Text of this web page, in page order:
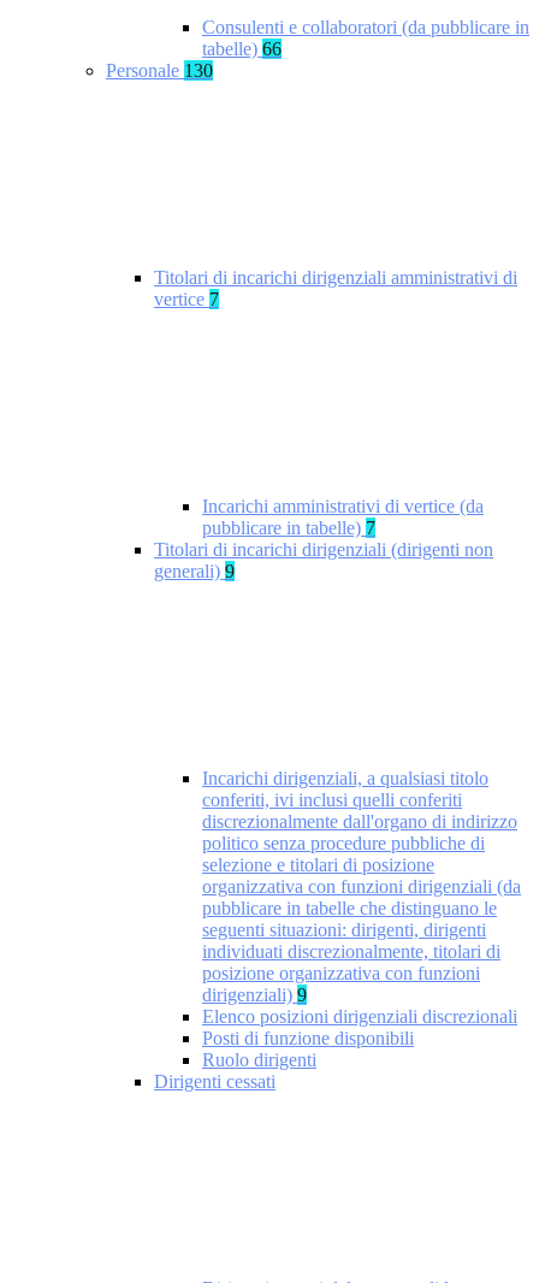
Consulenti e collaboratori (da pubblicare in
tabelle) 66
Personale 130
Titolari di incarichi dirigenziali amministrativi di
vertice 7
Incarichi amministrativi di vertice (da
pubblicare in tabelle) 7
Titolari di incarichi dirigenziali (dirigenti non
generali) 9
Incarichi dirigenziali, a qualsiasi titolo
conferiti, ivi inclusi quelli conferiti
discrezionalmente dall'organo di indirizzo
politico senza procedure pubbliche di
selezione e titolari di posizione
organizzativa con funzioni dirigenziali (da
pubblicare in tabelle che distinguano le
seguenti situazioni: dirigenti, dirigenti
individuati discrezionalmente, titolari di
posizione organizzativa con funzioni
dirigenziali) 9
Elenco posizioni dirigenziali discrezionali
Posti di funzione disponibili
Ruolo dirigenti
Dirigenti cessati